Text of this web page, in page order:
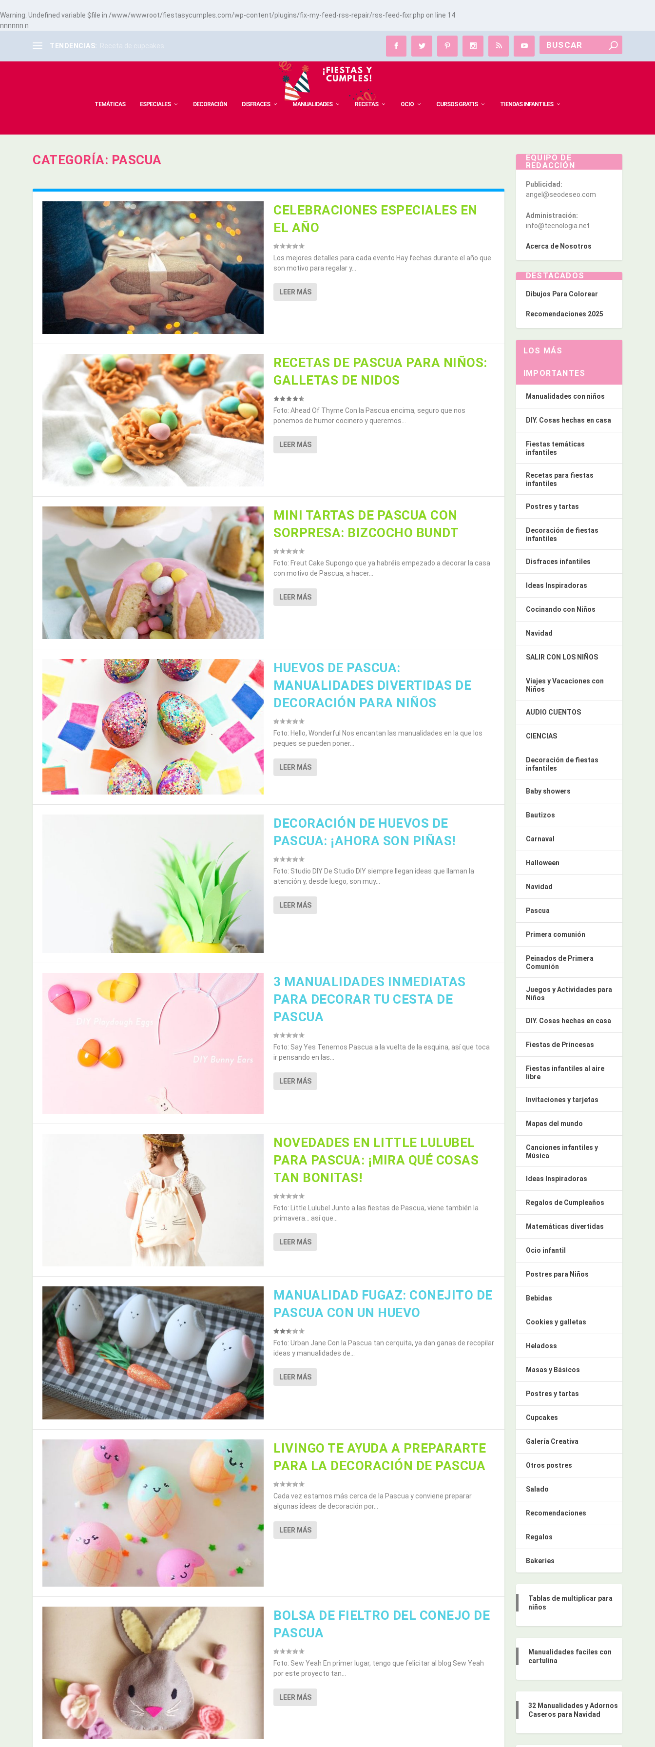
Warning: Undefined variable $file in /www/wwwroot/fiestasycumples.com/wp-content/plugins/fix-my-feed-rss-repair/rss-feed-fixr.php on line 14
nnnnnn n
TENDENCIAS: Receta de cupcakes
TEMÁTICAS ESPECIALES DECORACIÓN DISFRACES MANUALIDADES RECETAS OCIO CURSOS GRATIS TIENDAS INFANTILES
CATEGORÍA: PASCUA
CELEBRACIONES ESPECIALES EN
EL AÑO
Los mejores detalles para cada evento Hay fechas durante el año que
son motivo para regalar y...
LEER MÁS
RECETAS DE PASCUA PARA NIÑOS:
GALLETAS DE NIDOS
Foto: Ahead Of Thyme Con la Pascua encima, seguro que nos
ponemos de humor cocinero y queremos...
LEER MÁS
MINI TARTAS DE PASCUA CON
SORPRESA: BIZCOCHO BUNDT
Foto: Freut Cake Supongo que ya habréis empezado a decorar la casa
con motivo de Pascua, a hacer...
LEER MÁS
HUEVOS DE PASCUA:
MANUALIDADES DIVERTIDAS DE
DECORACIÓN PARA NIÑOS
Foto: Hello, Wonderful Nos encantan las manualidades en la que los
peques se pueden poner...
LEER MÁS
DECORACIÓN DE HUEVOS DE
PASCUA: ¡AHORA SON PIÑAS!
Foto: Studio DIY De Studio DIY siempre llegan ideas que llaman la
atención y, desde luego, son muy...
LEER MÁS
3 MANUALIDADES INMEDIATAS
PARA DECORAR TU CESTA DE
PASCUA
Foto: Say Yes Tenemos Pascua a la vuelta de la esquina, así que toca
ir pensando en las...
LEER MÁS
NOVEDADES EN LITTLE LULUBEL
PARA PASCUA: ¡MIRA QUÉ COSAS
TAN BONITAS!
Foto: Little Lulubel Junto a las fiestas de Pascua, viene también la
primavera… así que...
LEER MÁS
MANUALIDAD FUGAZ: CONEJITO DE
PASCUA CON UN HUEVO
Foto: Urban Jane Con la Pascua tan cerquita, ya dan ganas de recopilar
ideas y manualidades de...
LEER MÁS
LIVINGO TE AYUDA A PREPARARTE
PARA LA DECORACIÓN DE PASCUA
Cada vez estamos más cerca de la Pascua y conviene preparar
algunas ideas de decoración por...
LEER MÁS
BOLSA DE FIELTRO DEL CONEJO DE
PASCUA
Foto: Sew Yeah En primer lugar, tengo que felicitar al blog Sew Yeah
por este proyecto tan...
LEER MÁS
EQUIPO DE
REDACCIÓN
Publicidad:
angel@seodeseo.com
Administración:
info@tecnologia.net
Acerca de Nosotros
DESTACADOS
Dibujos Para Colorear
Recomendaciones 2025
LOS MÁS
IMPORTANTES
Manualidades con niños
DIY. Cosas hechas en casa
Fiestas temáticas
infantiles
Recetas para fiestas
infantiles
Postres y tartas
Decoración de fiestas
infantiles
Disfraces infantiles
Ideas Inspiradoras
Cocinando con Niños
Navidad
SALIR CON LOS NIÑOS
Viajes y Vacaciones con
Niños
AUDIO CUENTOS
CIENCIAS
Decoración de fiestas
infantiles
Baby showers
Bautizos
Carnaval
Halloween
Navidad
Pascua
Primera comunión
Peinados de Primera
Comunión
Juegos y Actividades para
Niños
DIY. Cosas hechas en casa
Fiestas de Princesas
Fiestas infantiles al aire
libre
Invitaciones y tarjetas
Mapas del mundo
Canciones infantiles y
Música
Ideas Inspiradoras
Regalos de Cumpleaños
Matemáticas divertidas
Ocio infantil
Postres para Niños
Bebidas
Cookies y galletas
Heladoss
Masas y Básicos
Postres y tartas
Cupcakes
Galería Creativa
Otros postres
Salado
Recomendaciones
Regalos
Bakeries
Tablas de multiplicar para
niños
Manualidades faciles con
cartulina
32 Manualidades y Adornos
Caseros para Navidad